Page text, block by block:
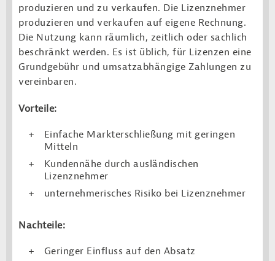
produzieren und zu verkaufen. Die Lizenznehmer
produzieren und verkaufen auf eigene Rechnung.
Die Nutzung kann räumlich, zeitlich oder sachlich
beschränkt werden. Es ist üblich, für Lizenzen eine
Grundgebühr und umsatzabhängige Zahlungen zu
vereinbaren.
Vorteile:
Einfache Markterschließung mit geringen
Mitteln
Kundennähe durch ausländischen
Lizenznehmer
unternehmerisches Risiko bei Lizenznehmer
Nachteile:
Geringer Einfluss auf den Absatz